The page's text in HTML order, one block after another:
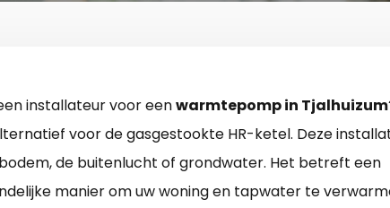
installateur voor eenwarmtepomp in Tjalhuizum
voor de gasgestookte HR-ketel. Deze
de buitenlucht of grondwater. Het betreft een
manier om uw woning en tapwater te